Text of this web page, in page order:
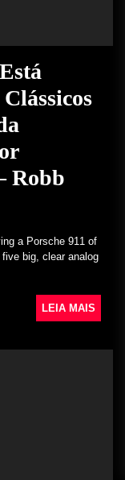
Robb
a Porsche 911 of
big, clear analog
LEIA MAIS